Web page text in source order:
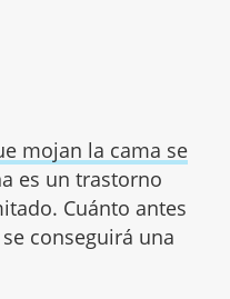
mojan la cama se
es un trastorno
Cuánto antes
conseguirá una